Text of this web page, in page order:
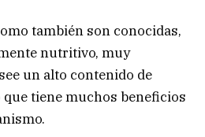
también son conocidas,
nutritivo, muy
un alto contenido de
tiene muchos beneficios